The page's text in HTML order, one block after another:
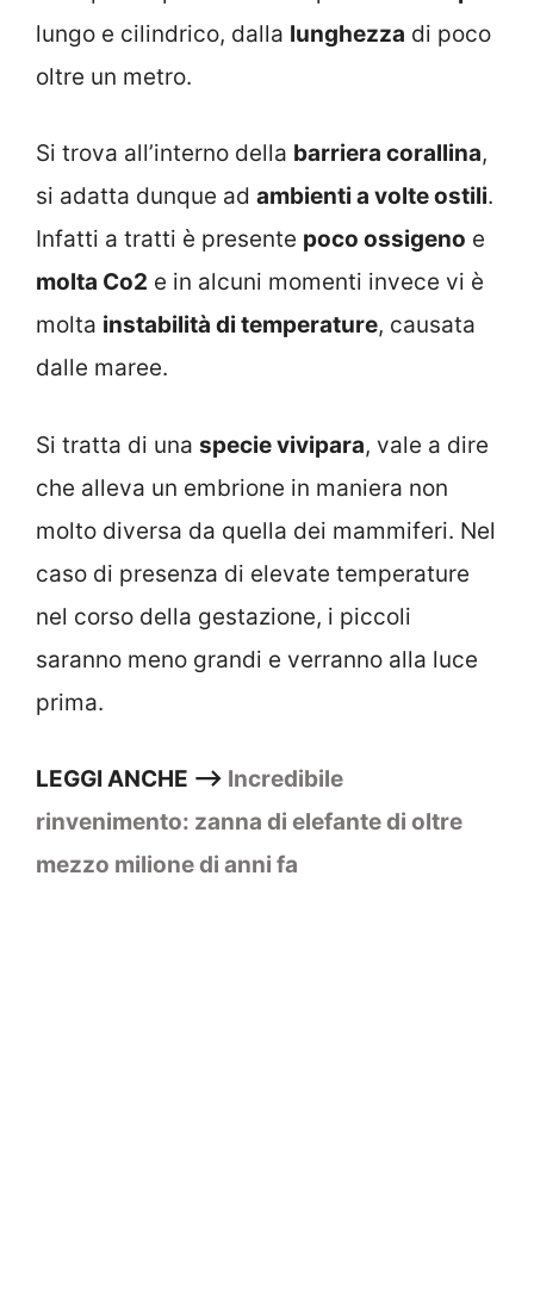
lungo e cilindrico, dalla lunghezza di poco
oltre un metro.
Si trova all’interno della barriera corallina,
si adatta dunque ad ambienti a volte ostili.
Infatti a tratti è presente poco ossigeno e
molta Co2 e in alcuni momenti invece vi è
molta instabilità di temperature, causata
dalle maree.
Si tratta di una specie vivipara, vale a dire
che alleva un embrione in maniera non
molto diversa da quella dei mammiferi. Nel
caso di presenza di elevate temperature
nel corso della gestazione, i piccoli
saranno meno grandi e verranno alla luce
prima.
LEGGI ANCHE —> Incredibile
rinvenimento: zanna di elefante di oltre
mezzo milione di anni fa